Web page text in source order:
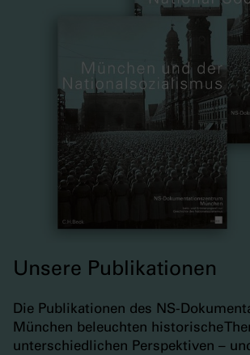
Unsere Publikationen
Die Publikationen des NS-
München beleuchten historische
unterschiedlichen Perspektiven –